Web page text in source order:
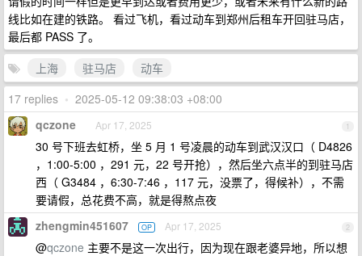
线比如在建的铁路。 看过飞机，看过动车到郑州后租车开回驻马店，
最后都 PASS 了。
上海
驻马店
动车
17 replies • 2025-05-12 09:38:03 +08:00
1
qczone Apr 17, 2025
30 号下班去虹桥，坐 5 月 1 号凌晨的动车到武汉汉口（ D4826
，1:00-5:00 ，291 元，22 号开抢），然后坐六点半的到驻马店
西（ G3484 ，6:30-7:46 ，117 元，没票了，得候补），不需
要请假，总花费不高，就是得熬点夜
2
zhengmin451607 OP Apr 17, 2025
@qczone 主要不是这一次出行，因为现在跟老婆异地，所以想